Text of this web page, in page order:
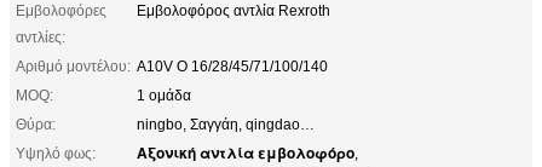
Εμβολοφόρες
αντλίες:
Εμβολοφόρος αντλία Rexroth
Αριθμό μοντέλου: A10V Ο 16/28/45/71/100/140
MOQ:
1 ομάδα
Θύρα:
ningbo, Σαγγάη, qingdao…
Υψηλό φως:
Αξονική αντλία εμβολοφόρο,